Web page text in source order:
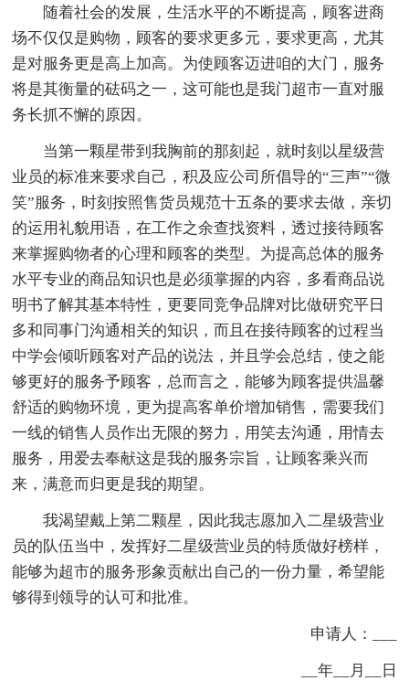
随着社会的发展，生活水平的不断提高，顾客进商
场不仅仅是购物，顾客的要求更多元，要求更高，尤其
是对服务更是高上加高。为使顾客迈进咱的大门，服务
将是其衡量的砝码之一，这可能也是我门超市一直对服
务长抓不懈的原因。
当第一颗星带到我胸前的那刻起，就时刻以星级营
业员的标准来要求自己，积及应公司所倡导的“三声”“微
笑”服务，时刻按照售货员规范十五条的要求去做，亲切
的运用礼貌用语，在工作之余查找资料，透过接待顾客
来掌握购物者的心理和顾客的类型。为提高总体的服务
水平专业的商品知识也是必须掌握的内容，多看商品说
明书了解其基本特性，更要同竞争品牌对比做研究平日
多和同事门沟通相关的知识，而且在接待顾客的过程当
中学会倾听顾客对产品的说法，并且学会总结，使之能
够更好的服务予顾客，总而言之，能够为顾客提供温馨
舒适的购物环境，更为提高客单价增加销售，需要我们
一线的销售人员作出无限的努力，用笑去沟通，用情去
服务，用爱去奉献这是我的服务宗旨，让顾客乘兴而
来，满意而归更是我的期望。
我渴望戴上第二颗星，因此我志愿加入二星级营业
员的队伍当中，发挥好二星级营业员的特质做好榜样，
能够为超市的服务形象贡献出自己的一份力量，希望能
够得到领导的认可和批准。
申请人：___
__年__月__日